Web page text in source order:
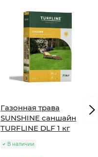
Газонная трава
SUNSHINE саншайн
TURFLINE DLF 1 кг
В наличии